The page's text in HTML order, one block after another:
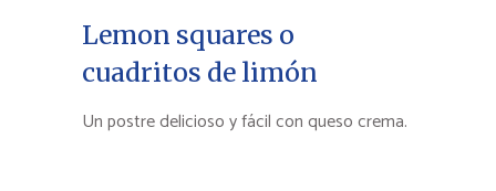
Lemon squares o
cuadritos de limón
Un postre delicioso y fácil con queso crema.